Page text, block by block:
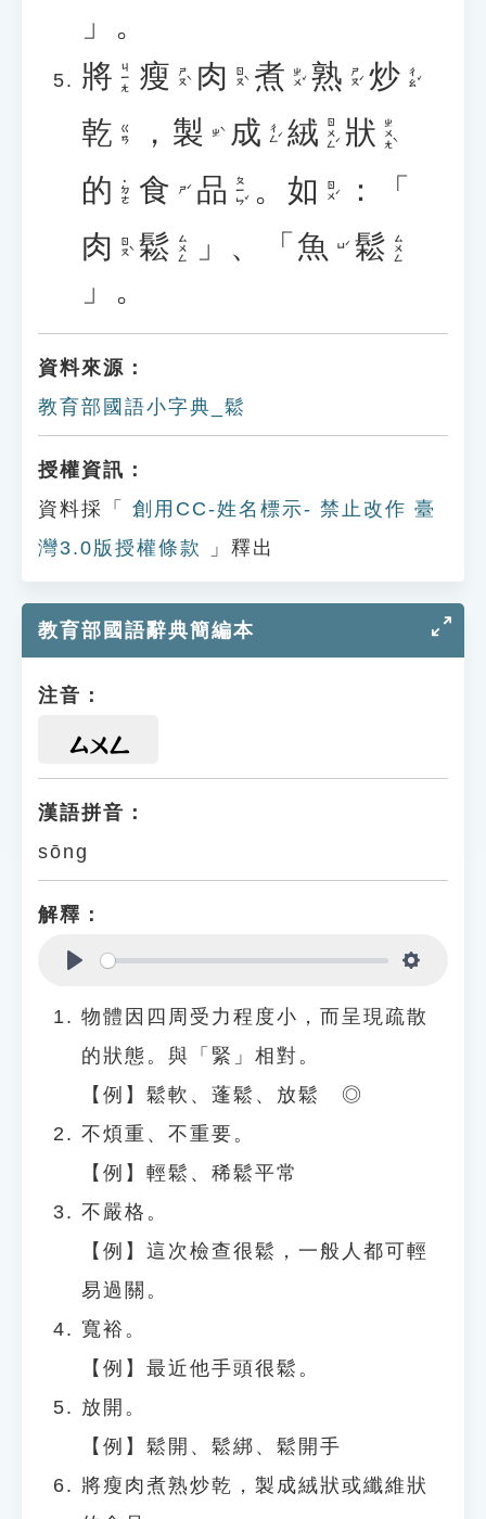
」。
將 ㄐㄧㄤ 瘦 ㄕㄡˋ 肉 ㄖㄡˋ 煮 ㄓㄨˇ 熟 ㄕㄡˊ 炒 ㄔㄠˇ
乾 ㄍㄢ ， 製 ㄓˋ 成 ㄔㄥˊ 絨 ㄖㄨㄥˊ 狀 ㄓㄨㄤˋ
的 ˙ㄉㄜ 食 ㄕˊ 品 ㄆㄧㄣˇ 。 如 ㄖㄨˊ
：「
肉 ㄖㄡˋ 鬆 ㄙㄨㄥ 」、「 魚 ㄩˊ 鬆 ㄙㄨㄥ
」。
資料來源：
教育部國語小字典_鬆
授權資訊：
資料採「
創用CC-姓名標示- 禁止改作 臺
灣3.0版授權條款
」釋出
教育部國語辭典簡編本
注音：
ㄙㄨㄥ
漢語拼音：
sōng
解釋：
物體因四周受力程度小，而呈現疏散
的狀態。與「緊」相對。
【例】鬆軟、蓬鬆、放鬆 ◎
不煩重、不重要。
【例】輕鬆、稀鬆平常
不嚴格。
【例】這次檢查很鬆，一般人都可輕
易過關。
寬裕。
【例】最近他手頭很鬆。
放開。
【例】鬆開、鬆綁、鬆開手
將瘦肉煮熟炒乾，製成絨狀或纖維狀